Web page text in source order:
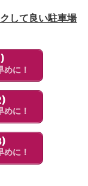
して良い駐車場
に！
に！
に！